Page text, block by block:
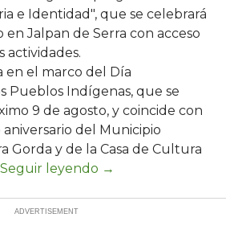
e Identidad", que se celebrará
en Jalpan de Serra con acceso
actividades.
en el marco del Día
Pueblos Indígenas, que se
9 de agosto, y coincide con
del Municipio
Gorda y de la Casa de Cultura